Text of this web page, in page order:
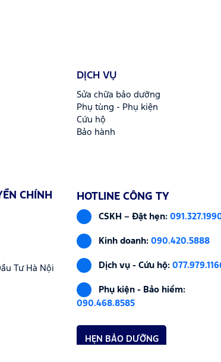
DỊCH VỤ
Sửa chữa bảo dưỡng
Phụ tùng - Phụ kiện
Cứu hộ
Bảo hành
CHÍNH
Tư Hà Nội
HOTLINE CÔNG TY
CSKH – Đặt hẹn:
Kinh doanh: 090.420.5888
Dịch vụ - Cứu hộ:
Phụ kiện - Bảo hiểm:
090.468.8585
HẸN BẢO DƯỠNG